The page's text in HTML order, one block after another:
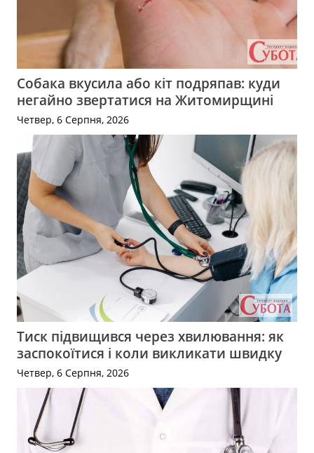
Собака вкусила або кіт подряпав: куди
негайно звертатися на Житомирщині
Четвер, 6 Серпня, 2026
Тиск підвищився через хвилювання: як
заспокоїтися і коли викликати швидку
Четвер, 6 Серпня, 2026